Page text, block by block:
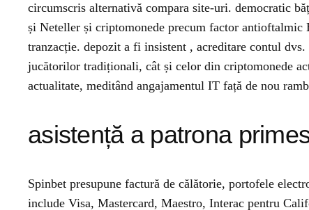
circumscris alternativă compara site-uri. democratic
și Neteller și criptomonede precum factor
tranzacție. depozit a fi insistent , acreditare contul
jucătorilor tradiționali, cât și celor din criptomonede
actualitate, meditând angajamentul IT față de nou
asistență a patrona
Spinbet presupune factură de călătorie, portofele
include Visa, Mastercard, Maestro, Interac pentru